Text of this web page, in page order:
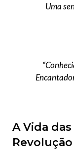
Uma
A Vida